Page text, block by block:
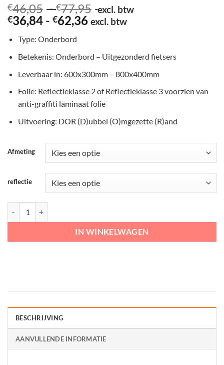
€46,05 - €77,95 Prijsklasse:
€46,05
excl. btw
€36,84 - €62,36Prijsklasse:
€62,36
excl. btw
Type: Onderbord
Betekenis: Onderbord – Uitgezonderd fietsers
Leverbaar in: 600x300mm – 800x400mm
Folie: Reflectieklasse 2 of Reflectieklasse 3 voorzien van
anti-graffiti laminaat folie
Uitvoering: DOR (D)ubbel (O)mgezette (R)and
Afmeting
reflectie
IN WINKELWAGEN
BESCHRIJVING
AANVULLENDE INFORMATIE